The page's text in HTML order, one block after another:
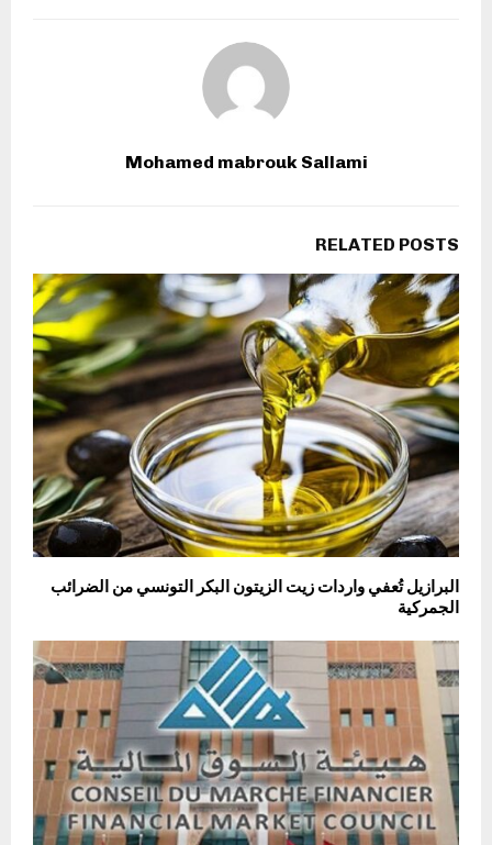
Mohamed mabrouk Sallami
RELATED POSTS
البرازيل تُعفي واردات زيت الزيتون البكر التونسي من الضرائب
الجمركية